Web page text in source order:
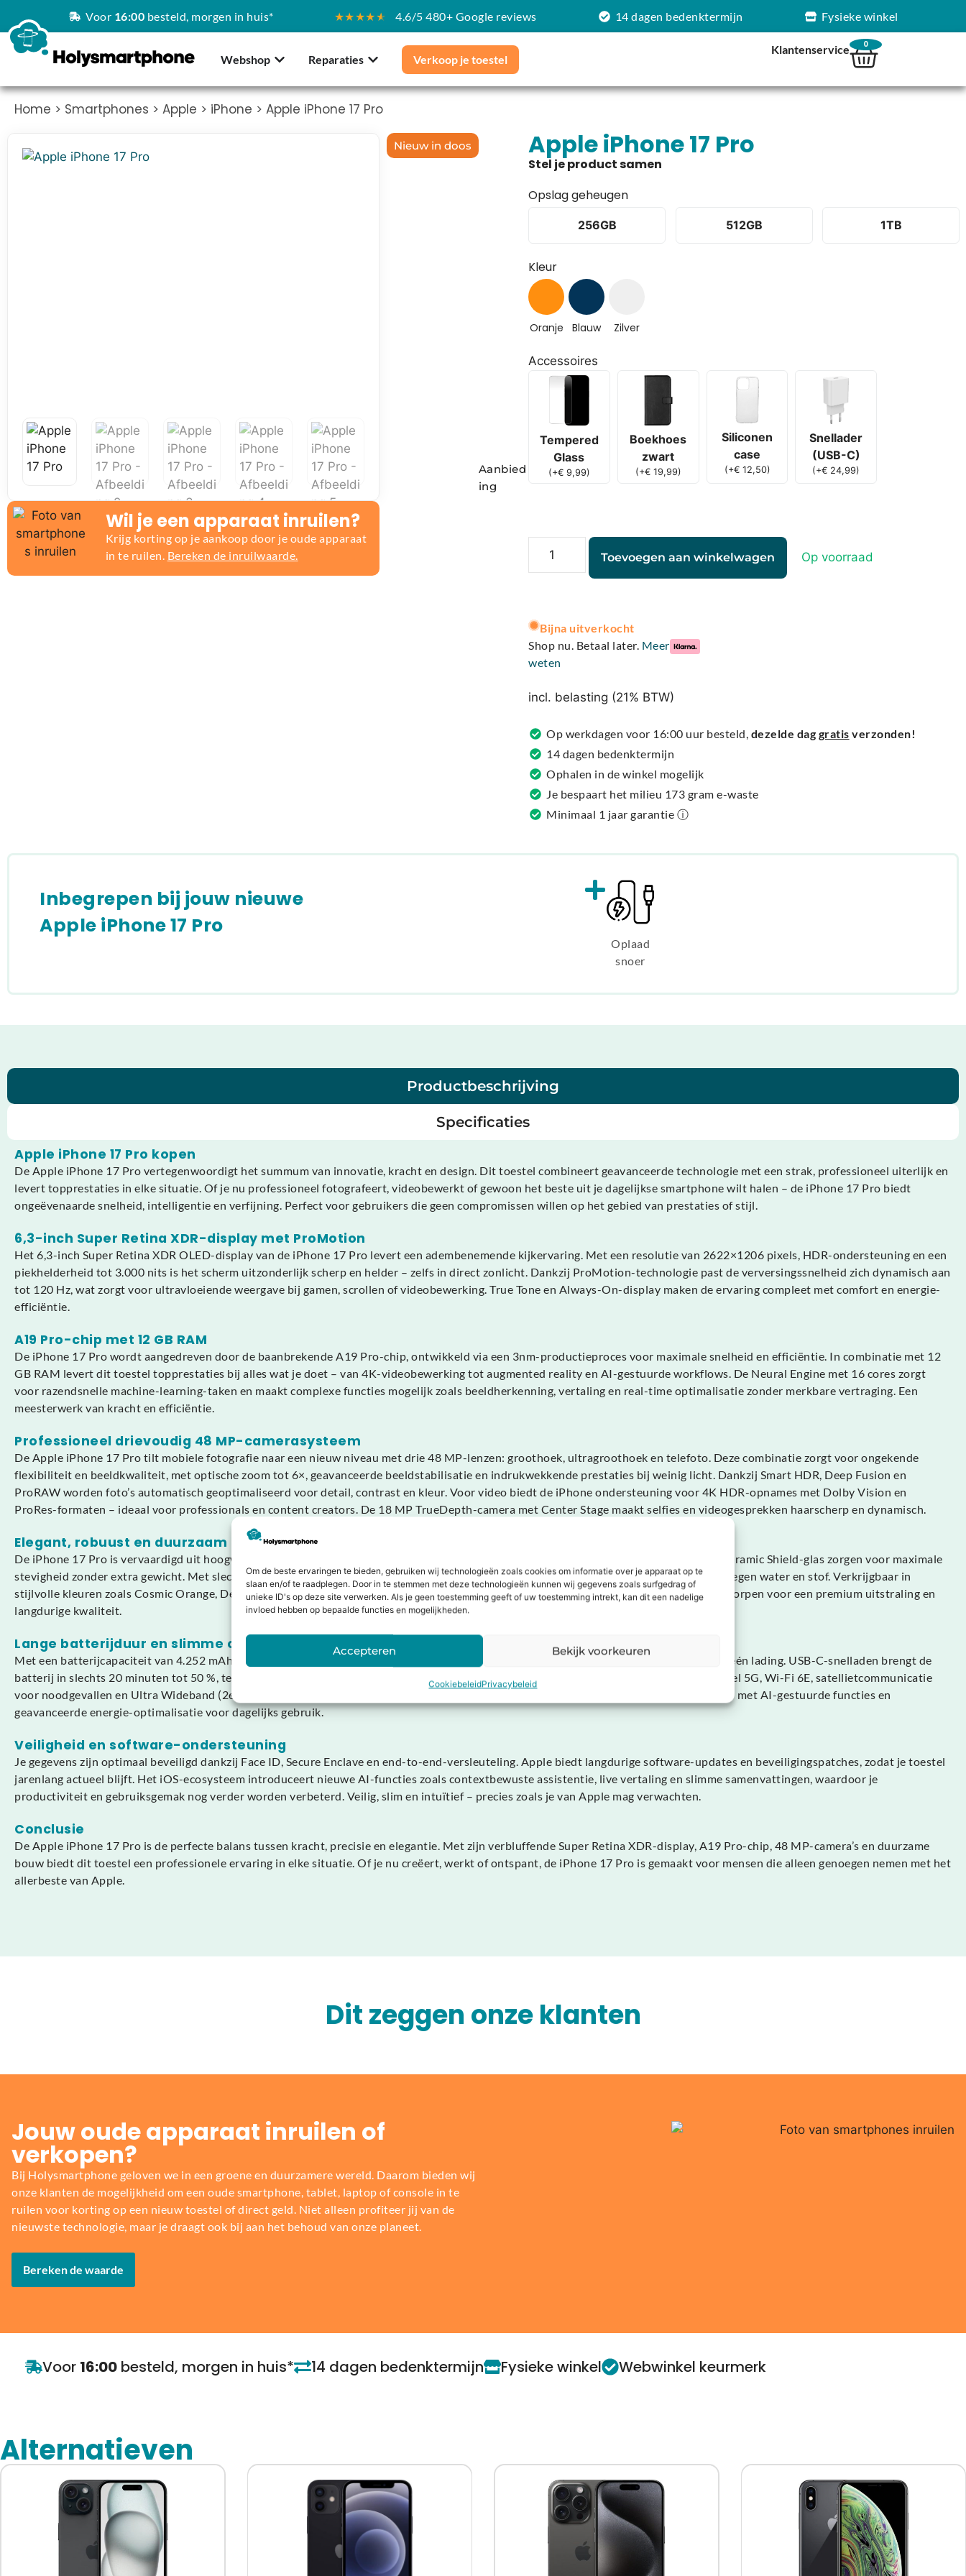
Om de beste ervaringen te bieden, gebruiken wij technologieën zoals cookies om informatie over je apparaat op te
slaan en/of te raadplegen. Door in te stemmen met deze technologieën kunnen wij gegevens zoals surfgedrag of
unieke ID's op deze site verwerken. Als je geen toestemming geeft of uw toestemming intrekt, kan dit een nadelige
invloed hebben op bepaalde functies en mogelijkheden.
Accepteren Bekijk voorkeuren
CookiebeleidPrivacybeleid
Voor 16:00 besteld, morgen in huis* ★★★★★ 4.6/5 480+ Google reviews 14 dagen bedenktermijn Fysieke winkel
Webshop Reparaties Verkoop je toestel
Klantenservice 0
Home > Smartphones > Apple > iPhone > Apple iPhone 17 Pro
Wil je een apparaat inruilen?
Krijg korting op je aankoop door je oude apparaat
in te ruilen. Bereken de inruilwaarde.
Nieuw in doos
Aanbied
ing
Apple iPhone 17 Pro
Opslag geheugen
256GB 512GB 1TB
Kleur
Oranje Blauw Zilver
Accessoires
Tempered
Glass
(+€9,99)
Boekhoes
zwart
(+€19,99)
Siliconen
case
(+€12,50)
Snellader
(USB-C)
(+€ 24,99)
Toevoegen aan winkelwagen Op voorraad
l
t
e
n
t
i
v
e
:
Bijna uitverkocht
Shop nu. Betaal later. Meer
weten
incl. belasting (21% BTW)
Op werkdagen voor 16:00 uur besteld, dezelde dag gratis verzonden!
14 dagen bedenktermijn
Ophalen in de winkel mogelijk
Je bespaart het milieu 173 gram e-waste
Minimaal 1 jaar garantie ⓘ
Inbegrepen bij jouw nieuwe
Apple iPhone 17 Pro
Oplaad
snoer
Productbeschrijving
Specificaties
Apple iPhone 17 Pro kopen
De Apple iPhone 17 Pro vertegenwoordigt het summum van innovatie, kracht en design. Dit toestel combineert geavanceerde technologie met een strak, professioneel uiterlijk en
levert topprestaties in elke situatie. Of je nu professioneel fotografeert, videobewerkt of gewoon het beste uit je dagelijkse smartphone wilt halen – de iPhone 17 Pro biedt
ongeëvenaarde snelheid, intelligentie en verfijning. Perfect voor gebruikers die geen compromissen willen op het gebied van prestaties of stijl.
6,3-inch Super Retina XDR-display met ProMotion
Het 6,3-inch Super Retina XDR OLED-display van de iPhone 17 Pro levert een adembenemende kijkervaring. Met een resolutie van 2622×1206 pixels, HDR-ondersteuning en een
piekhelderheid tot 3.000 nits is het scherm uitzonderlijk scherp en helder – zelfs in direct zonlicht. Dankzij ProMotion-technologie past de verversingssnelheid zich dynamisch aan
tot 120 Hz, wat zorgt voor ultravloeiende weergave bij gamen, scrollen of videobewerking. True Tone en Always-On-display maken de ervaring compleet met comfort en energie-
efficiëntie.
A19 Pro-chip met 12 GB RAM
De iPhone 17 Pro wordt aangedreven door de baanbrekende A19 Pro-chip, ontwikkeld via een 3nm-productieproces voor maximale snelheid en efficiëntie. In combinatie met 12
GB RAM levert dit toestel topprestaties bij alles wat je doet – van 4K-videobewerking tot augmented reality en AI-gestuurde workflows. De Neural Engine met 16 cores zorgt
voor razendsnelle machine-learning-taken en maakt complexe functies mogelijk zoals beeldherkenning, vertaling en real-time optimalisatie zonder merkbare vertraging. Een
meesterwerk van kracht en efficiëntie.
Professioneel drievoudig 48 MP-camerasysteem
De Apple iPhone 17 Pro tilt mobiele fotografie naar een nieuw niveau met drie 48 MP-lenzen: groothoek, ultragroothoek en telefoto. Deze combinatie zorgt voor ongekende
flexibiliteit en beeldkwaliteit, met optische zoom tot 6×, geavanceerde beeldstabilisatie en indrukwekkende prestaties bij weinig licht. Dankzij Smart HDR, Deep Fusion en
ProRAW worden foto’s automatisch geoptimaliseerd voor detail, contrast en kleur. Voor video biedt de iPhone ondersteuning voor 4K HDR-opnames met Dolby Vision en
ProRes-formaten – ideaal voor professionals en content creators. De 18 MP TrueDepth-camera met Center Stage maakt selfies en videogesprekken haarscherp en dynamisch.
Elegant, robuust en duurzaam design
De iPhone 17 Pro is vervaardigd uit hoogwaardige materialen die esthetiek en duurzaamheid combineren. Het aluminium frame en het Ceramic Shield-glas zorgen voor maximale
stevigheid zonder extra gewicht. Met slechts 206 gram ligt het toestel prettig in de hand, terwijl de IP68-classificatie bescherming biedt tegen water en stof. Verkrijgbaar in
stijlvolle kleuren zoals Cosmic Orange, Deep Blue en Zilver straalt de iPhone 17 Pro pure elegantie en vakmanschap uit. Elk detail is ontworpen voor een premium uitstraling en
langdurige kwaliteit.
Lange batterijduur en slimme connectiviteit
Met een batterijcapaciteit van 4.252 mAh biedt de iPhone 17 Pro indrukwekkende uithoudingsvermogen – tot 31 uur video-afspelen op één lading. USB-C-snelladen brengt de
batterij in slechts 20 minuten tot 50 %, terwijl draadloos opladen via MagSafe en Qi2 extra gemak biedt. Uiteraard ondersteunt het toestel 5G, Wi-Fi 6E, satellietcommunicatie
voor noodgevallen en Ultra Wideband (2e generatie). Het iOS-besturingssysteem van Apple maakt de ervaring nog slimmer en intuïtiever met AI-gestuurde functies en
geavanceerde energie-optimalisatie voor dagelijks gebruik.
Veiligheid en software-ondersteuning
Je gegevens zijn optimaal beveiligd dankzij Face ID, Secure Enclave en end-to-end-versleuteling. Apple biedt langdurige software-updates en beveiligingspatches, zodat je toestel
jarenlang actueel blijft. Het iOS-ecosysteem introduceert nieuwe AI-functies zoals contextbewuste assistentie, live vertaling en slimme samenvattingen, waardoor je
productiviteit en gebruiksgemak nog verder worden verbeterd. Veilig, slim en intuïtief – precies zoals je van Apple mag verwachten.
Conclusie
De Apple iPhone 17 Pro is de perfecte balans tussen kracht, precisie en elegantie. Met zijn verbluffende Super Retina XDR-display, A19 Pro-chip, 48 MP-camera’s en duurzame
bouw biedt dit toestel een professionele ervaring in elke situatie. Of je nu creëert, werkt of ontspant, de iPhone 17 Pro is gemaakt voor mensen die alleen genoegen nemen met het
allerbeste van Apple.
Dit zeggen onze klanten
Jouw oude apparaat inruilen of
verkopen?
Bij Holysmartphone geloven we in een groene en duurzamere wereld. Daarom bieden wij
onze klanten de mogelijkheid om een oude smartphone, tablet, laptop of console in te
ruilen voor korting op een nieuw toestel of direct geld. Niet alleen profiteer jij van de
nieuwste technologie, maar je draagt ook bij aan het behoud van onze planeet.
Bereken de waarde
Voor 16:00 besteld, morgen in huis* 14 dagen bedenktermijn Fysieke winkel Webwinkel keurmerk
Alternatieven